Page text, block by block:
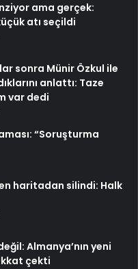
ama gerçek:
atı seçildi
sonra Münir Özkul ile
anlattı: Taze
var dedi
“Soruşturma
haritadan silindi: Halk
Almanya’nın yeni
çekti